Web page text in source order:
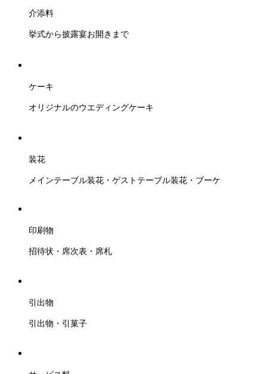
介添料
挙式から披露宴お開きまで
ケーキ
オリジナルのウエディングケーキ
装花
メインテーブル装花・ゲストテーブル装花・ブーケ
印刷物
招待状・席次表・席札
引出物
引出物・引菓子